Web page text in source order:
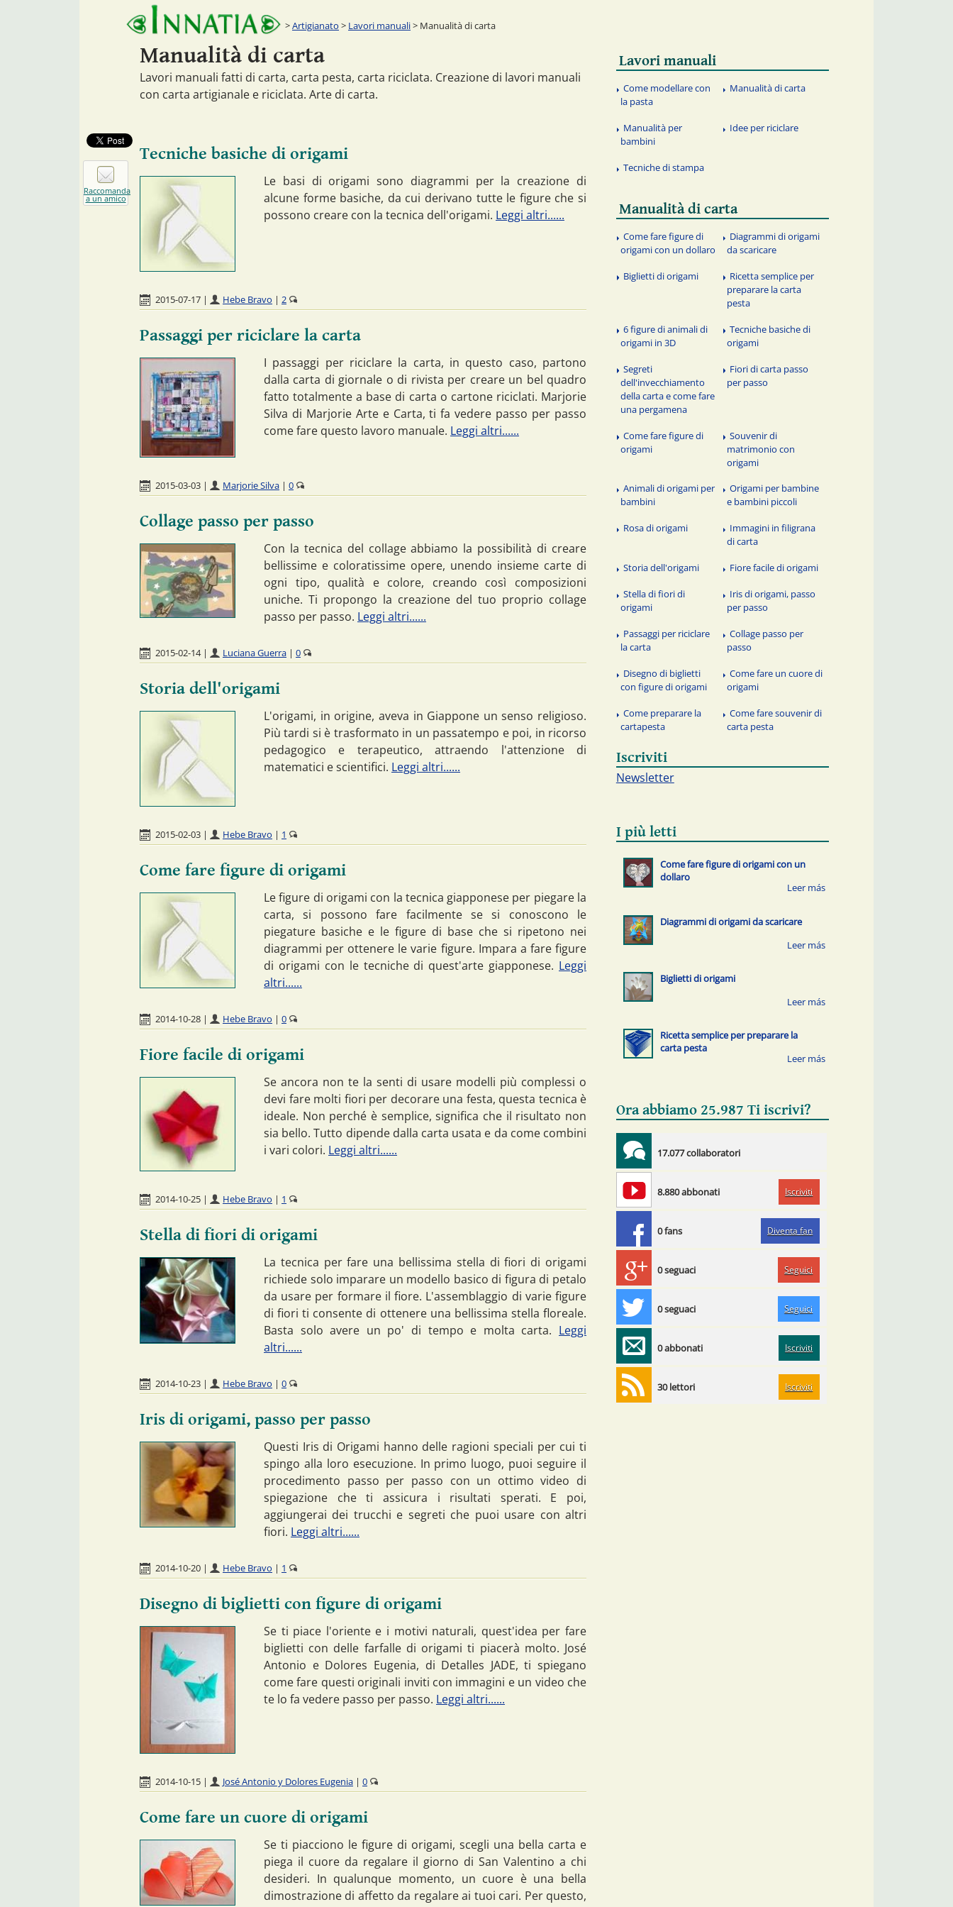
Artigianato > Lavori manuali> Manualità di carta
Manualità di carta
Lavori manuali fatti di carta, carta pesta, carta riciclata. Creazione di lavori manuali
con carta artigianale e riciclata. Arte di carta.
Tecniche basiche di origami
Le basi di origami sono diagrammi per la creazione di
alcune forme basiche, da cui derivano tutte le figure che si
possono creare con la tecnica dell'origami. Leggi altri......
2015-07-17 | Hebe Bravo | 2
Passaggi per riciclare la carta
I passaggi per riciclare la carta, in questo caso, partono
dalla carta di giornale o di rivista per creare un bel quadro
fatto totalmente a base di carta o cartone riciclati. Marjorie
Silva di Marjorie Arte e Carta, ti fa vedere passo per passo
come fare questo lavoro manuale. Leggi altri......
2015-03-03 | Marjorie Silva | 0
Collage passo per passo
Con la tecnica del collage abbiamo la possibilità di creare
bellissime e coloratissime opere, unendo insieme carte di
ogni tipo, qualità e colore, creando così composizioni
uniche. Ti propongo la creazione del tuo proprio collage
passo per passo. Leggi altri......
2015-02-14 | Luciana Guerra | 0
Storia dell'origami
L'origami, in origine, aveva in Giappone un senso religioso.
Più tardi si è trasformato in un passatempo e poi, in ricorso
pedagogico e terapeutico, attraendo l'attenzione di
matematici e scientifici. Leggi altri......
2015-02-03 | Hebe Bravo | 1
Come fare figure di origami
Le figure di origami con la tecnica giapponese per piegare la
carta, si possono fare facilmente se si conoscono le
piegature basiche e le figure di base che si ripetono nei
diagrammi per ottenere le varie figure. Impara a fare figure
di origami con le tecniche di quest'arte giapponese. Leggi
altri......
2014-10-28 | Hebe Bravo | 0
Fiore facile di origami
Se ancora non te la senti di usare modelli più complessi o
devi fare molti fiori per decorare una festa, questa tecnica è
ideale. Non perché è semplice, significa che il risultato non
sia bello. Tutto dipende dalla carta usata e da come combini
i vari colori. Leggi altri......
2014-10-25 | Hebe Bravo | 1
Stella di fiori di origami
La tecnica per fare una bellissima stella di fiori di origami
richiede solo imparare un modello basico di figura di petalo
da usare per formare il fiore. L'assemblaggio di varie figure
di fiori ti consente di ottenere una bellissima stella floreale.
Basta solo avere un po' di tempo e molta carta. Leggi
altri......
2014-10-23 | Hebe Bravo | 0
Iris di origami, passo per passo
Questi Iris di Origami hanno delle ragioni speciali per cui ti
spingo alla loro esecuzione. In primo luogo, puoi seguire il
procedimento passo per passo con un ottimo video di
spiegazione che ti assicura i risultati sperati. E poi,
aggiungerai dei trucchi e segreti che puoi usare con altri
fiori. Leggi altri......
2014-10-20 | Hebe Bravo | 1
Disegno di biglietti con figure di origami
Se ti piace l'oriente e i motivi naturali, quest'idea per fare
biglietti con delle farfalle di origami ti piacerà molto. José
Antonio e Dolores Eugenia, di Detalles JADE, ti spiegano
come fare questi originali inviti con immagini e un video che
te lo fa vedere passo per passo. Leggi altri......
2014-10-15 | José Antonio y Dolores Eugenia | 0
Come fare un cuore di origami
Se ti piacciono le figure di origami, scegli una bella carta e
piega il cuore da regalare il giorno di San Valentino a chi
desideri. In qualunque momento, un cuore è una bella
dimostrazione di affetto da regalare ai tuoi cari. Per questo,
Lavori manuali
Come modellare con
la pasta
Manualità di carta
Manualità per
bambini
Idee per riciclare
Tecniche di stampa
Manualità di carta
Come fare figure di
origami con un dollaro
Diagrammi di origami
da scaricare
Biglietti di origami
Ricetta semplice per
preparare la carta
pesta
6 figure di animali di
origami in 3D
Tecniche basiche di
origami
Segreti
dell'invecchiamento
della carta e come fare
una pergamena
Fiori di carta passo
per passo
Come fare figure di
origami
Souvenir di
matrimonio con
origami
Animali di origami per
bambini
Origami per bambine
e bambini piccoli
Rosa di origami
Immagini in filigrana
di carta
Storia dell'origami Fiore facile di origami
Stella di fiori di
origami
Iris di origami, passo
per passo
Passaggi per riciclare
la carta
Collage passo per
passo
Disegno di biglietti
con figure di origami
Come fare un cuore di
origami
Come preparare la
cartapesta
Come fare souvenir di
carta pesta
Iscriviti
Newsletter
I più letti
Come fare figure di origami con un
dollaro
Diagrammi di origami da scaricare
Biglietti di origami
Ricetta semplice per preparare la
carta pesta
Ora abbiamo 25.987 Ti iscrivi?
17.077 collaboratori
8.880 abbonati Iscriviti
0 fans Diventa fan
0 seguaci Seguici
0 seguaci Seguici
0 abbonati Iscriviti
30 lettori Iscriviti
Raccomanda
a un amico